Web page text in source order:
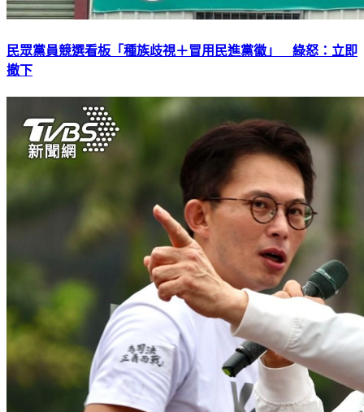
民眾黨員競選看板「種族歧視＋冒用民進黨徽」 綠怒：立即
撤下